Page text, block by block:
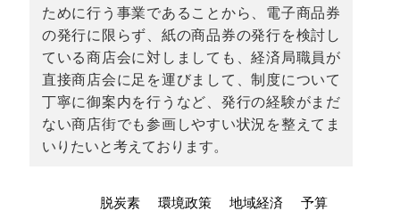
ために行う事業であることから、電子商品券
の発行に限らず、紙の商品券の発行を検討し
ている商店会に対しましても、経済局職員が
直接商店会に足を運びまして、制度について
丁寧に御案内を行うなど、発行の経験がまだ
ない商店街でも参画しやすい状況を整えてま
いりたいと考えております。
脱炭素 環境政策 地域経済
予算